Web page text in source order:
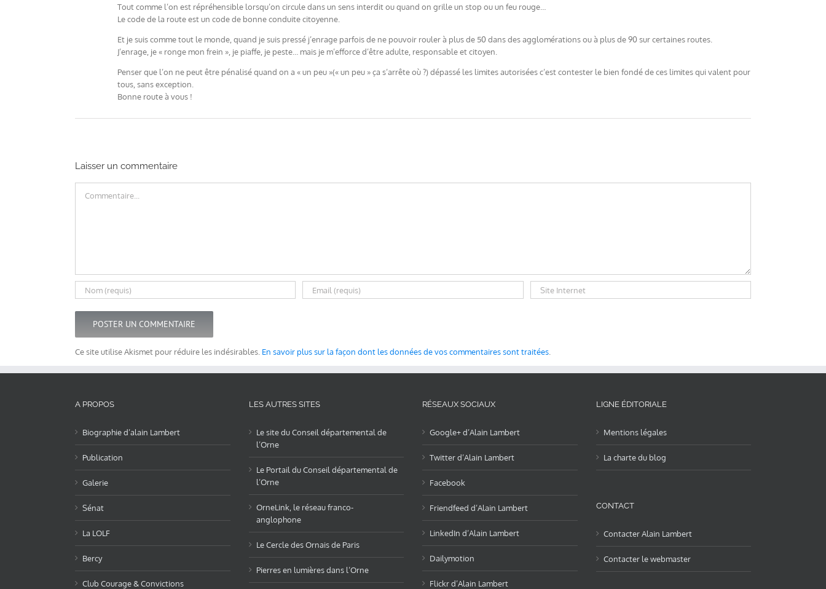
Tout comme l’on est répréhensible lorsqu’on circule dans un sens interdit ou quand on grille un stop ou un feu rouge…
Le code de la route est un code de bonne conduite citoyenne.
Et je suis comme tout le monde, quand je suis pressé j’enrage parfois de ne pouvoir rouler à plus de 50 dans des agglomérations ou à plus de 90 sur certaines routes.
J’enrage, je « ronge mon frein », je piaffe, je peste… mais je m’efforce d’être adulte, responsable et citoyen.
Penser que l’on ne peut être pénalisé quand on a « un peu »(« un peu » ça s’arrête où ?) dépassé les limites autorisées c’est contester le bien fondé de ces limites qui valent pour
tous, sans exception.
Bonne route à vous !
Laisser un commentaire
Ce site utilise Akismet pour réduire les indésirables. En savoir plus sur la façon dont les données de vos commentaires sont traitées
A PROPOS
Biographie d’alain Lambert
Publication
Galerie
Sénat
La LOLF
Bercy
Club Courage & Convictions
LES AUTRES SITES
Le site du Conseil départemental de
l’Orne
Le Portail du Conseil départemental de
l’Orne
OrneLink, le réseau franco-
anglophone
Le Cercle des Ornais de Paris
Pierres en lumières dans l’Orne
RÉSEAUX SOCIAUX
Google+ d’Alain Lambert
Twitter d’Alain Lambert
Facebook
Friendfeed d’Alain Lambert
LinkedIn d’Alain Lambert
Dailymotion
Flickr d’Alain Lambert
LIGNE ÉDITORIALE
Mentions légales
La charte du blog
CONTACT
Contacter Alain Lambert
Contacter le webmaster